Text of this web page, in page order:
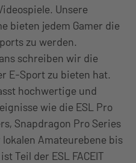
Unsere
bieten jedem Gamer die
zu werden.
schreiben wir die
E-Sport zu bieten hat.
hochwertige und
wie die ESL Pro
Snapdragon Pro Series
Amateurebene bis
Teil der ESL FACEIT